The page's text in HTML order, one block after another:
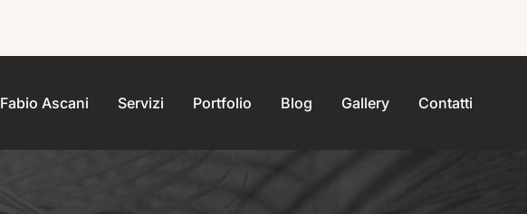
Fabio Ascani Servizi Portfolio Blog Gallery Contatti